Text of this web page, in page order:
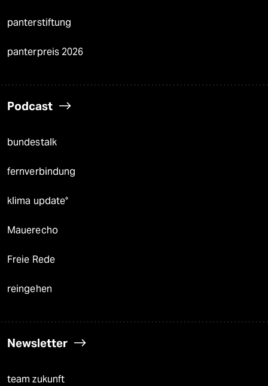
panterstiftung
panterpreis 2026
Podcast
bundestalk
fernverbindung
klima update°
Mauerecho
Freie Rede
reingehen
Newsletter
team zukunft